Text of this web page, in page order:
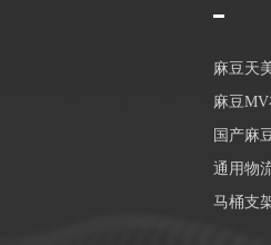
麻豆天
麻豆
国产麻
通用物
马桶支